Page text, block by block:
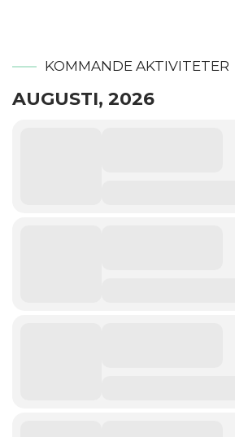
KOMMANDE AKTIVITETER
AUGUSTI, 2026